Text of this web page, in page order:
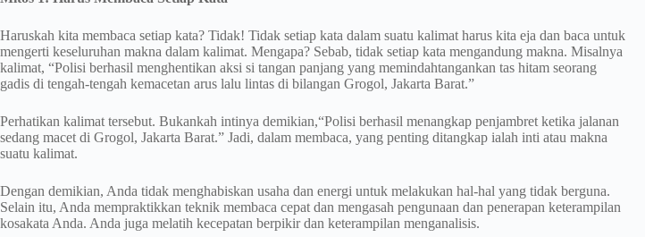
Haruskah kita membaca setiap kata? Tidak! Tidak setiap kata dalam suatu kalimat harus kita eja dan baca untuk
mengerti keseluruhan makna dalam kalimat. Mengapa? Sebab, tidak setiap kata mengandung makna. Misalnya
kalimat, “Polisi berhasil menghentikan aksi si tangan panjang yang memindahtangankan tas hitam seorang
gadis di tengah-tengah kemacetan arus lalu lintas di bilangan Grogol, Jakarta Barat.”
Perhatikan kalimat tersebut. Bukankah intinya demikian,“Polisi berhasil menangkap penjambret ketika jalanan
sedang macet di Grogol, Jakarta Barat.” Jadi, dalam membaca, yang penting ditangkap ialah inti atau makna
suatu kalimat.
Dengan demikian, Anda tidak menghabiskan usaha dan energi untuk melakukan hal-hal yang tidak berguna.
Selain itu, Anda mempraktikkan teknik membaca cepat dan mengasah pengunaan dan penerapan keterampilan
kosakata Anda. Anda juga melatih kecepatan berpikir dan keterampilan menganalisis.